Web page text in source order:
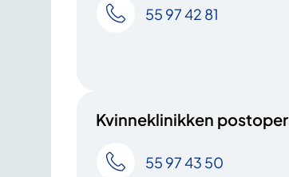
55 97 42 81
Kvinneklinikken
55 97 43 50